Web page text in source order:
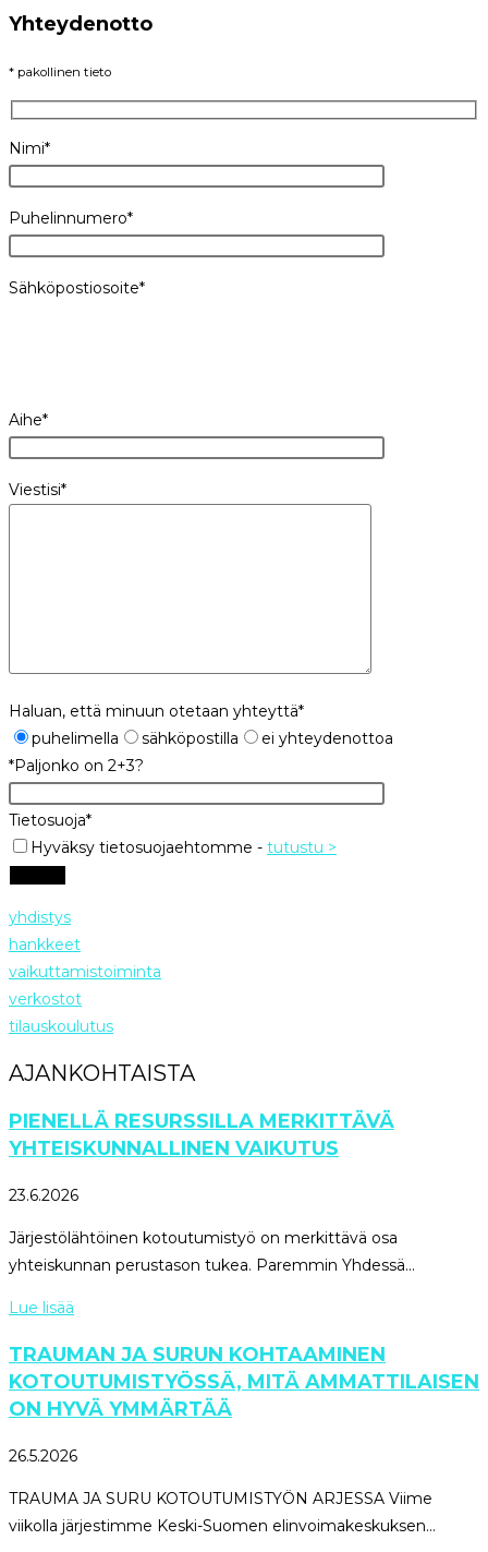
Yhteydenotto
* pakollinen tieto
Nimi*
Puhelinnumero*
Sähköpostiosoite*
Aihe*
Viestisi*
Haluan, että minuun otetaan yhteyttä*
puhelimella
sähköpostilla
ei yhteydenottoa
*Paljonko on 2+3?
Tietosuoja*
Hyväksy tietosuojaehtomme - tutustu >
yhdistys
hankkeet
vaikuttamistoiminta
verkostot
tilauskoulutus
AJANKOHTAISTA
PIENELLÄ RESURSSILLA MERKITTÄVÄ
YHTEISKUNNALLINEN VAIKUTUS
23.6.2026
Järjestölähtöinen kotoutumistyö on merkittävä osa
yhteiskunnan perustason tukea. Paremmin Yhdessä...
Lue lisää
TRAUMAN JA SURUN KOHTAAMINEN
KOTOUTUMISTYÖSSÄ, MITÄ AMMATTILAISEN
ON HYVÄ YMMÄRTÄÄ
26.5.2026
TRAUMA JA SURU KOTOUTUMISTYÖN ARJESSA Viime
viikolla järjestimme Keski-Suomen elinvoimakeskuksen...